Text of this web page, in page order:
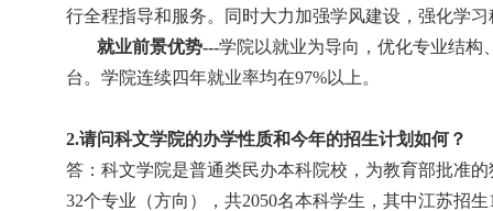
行全程指导和服务。同时大力加强学风建设，强化学
就业前景优势---学院以就业为导向，优化专业结构
台。学院连续四年就业率均在97%以上。
2.请问科文学院的办学性质和今年的招生计划如何？
答：科文学院是普通类民办本科院校，为教育部批准
32个专业（方向），共2050名本科学生，其中江苏招生